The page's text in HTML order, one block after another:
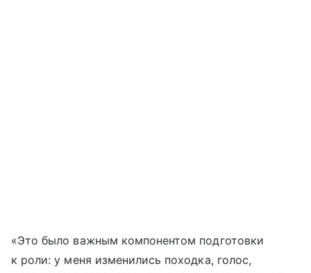
«Это было важным компонентом подготовки
к роли: у меня изменились походка, голос,